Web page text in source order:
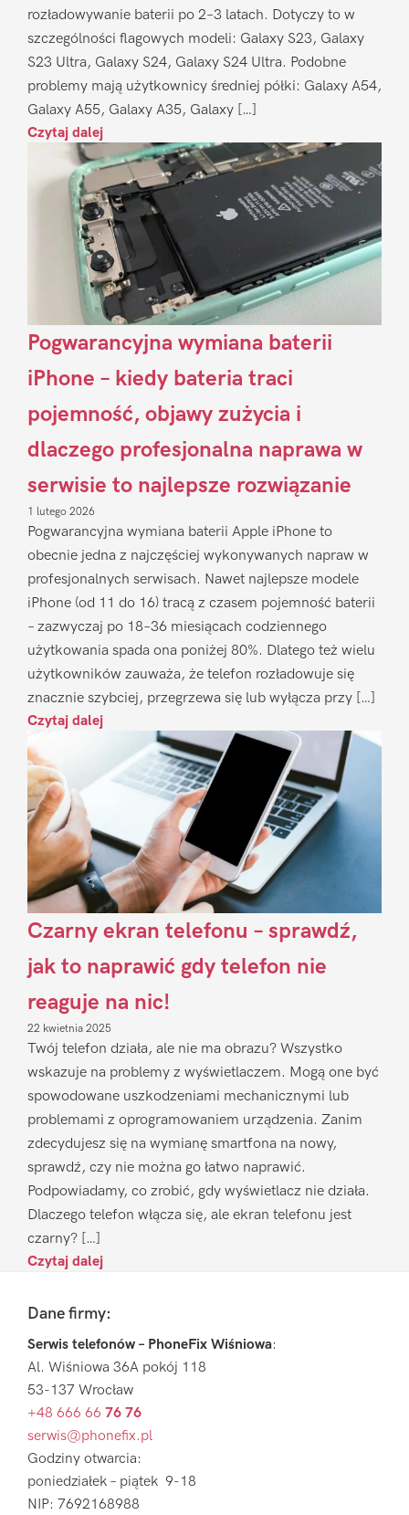
rozładowywanie baterii po 2–3 latach. Dotyczy to w
szczególności flagowych modeli: Galaxy S23, Galaxy
S23 Ultra, Galaxy S24, Galaxy S24 Ultra. Podobne
problemy mają użytkownicy średniej półki: Galaxy A54,
Galaxy A55, Galaxy A35, Galaxy […]
Czytaj dalej
Pogwarancyjna wymiana baterii
iPhone – kiedy bateria traci
pojemność, objawy zużycia i
dlaczego profesjonalna naprawa w
serwisie to najlepsze rozwiązanie
1 lutego 2026
Pogwarancyjna wymiana baterii Apple iPhone to
obecnie jedna z najczęściej wykonywanych napraw w
profesjonalnych serwisach. Nawet najlepsze modele
iPhone (od 11 do 16) tracą z czasem pojemność baterii
– zazwyczaj po 18–36 miesiącach codziennego
użytkowania spada ona poniżej 80%. Dlatego też wielu
użytkowników zauważa, że telefon rozładowuje się
znacznie szybciej, przegrzewa się lub wyłącza przy […]
Czytaj dalej
Czarny ekran telefonu – sprawdź,
jak to naprawić gdy telefon nie
reaguje na nic!
22 kwietnia 2025
Twój telefon działa, ale nie ma obrazu? Wszystko
wskazuje na problemy z wyświetlaczem. Mogą one być
spowodowane uszkodzeniami mechanicznymi lub
problemami z oprogramowaniem urządzenia. Zanim
zdecydujesz się na wymianę smartfona na nowy,
sprawdź, czy nie można go łatwo naprawić.
Podpowiadamy, co zrobić, gdy wyświetlacz nie działa.
Dlaczego telefon włącza się, ale ekran telefonu jest
czarny? […]
Czytaj dalej
FooterDane firmy:
Serwis telefonów – PhoneFix Wiśniowa:
Al. Wiśniowa 36A pokój 118
53-137 Wrocław
+48 666 66 76 76
serwis@phonefix.pl
Godziny otwarcia:
poniedziałek – piątek 9-18
NIP: 7692168988